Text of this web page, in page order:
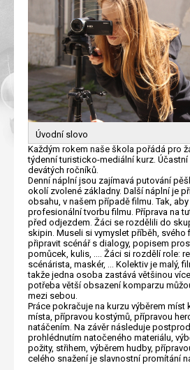
Úvodní slovo
Každým rokem naše škola pořádá pro
týdenní turisticko-mediální kurz. Účastní
devátých ročníků.
Denní náplní jsou zajímavá putování
okolí zvolené základny. Další náplní je
obsahu, v našem případě filmu. Tak,
profesionální tvorbu filmu. Příprava na
před odjezdem. Žáci se rozdělili do
skipin. Museli si vymyslet příběh, svého
připravit scénář s dialogy, popisem
pomůcek, kulis, .... Žáci si rozdělí role:
scénárista, maskér, ... Kolektiv je malý,
takže jedna osoba zastává většinou
potřeba větší obsazení komparzu
mezi sebou.
Práce pokračuje na kurzu výběrem míst
místa, přípravou kostýmů, přípravou
natáčením. Na závěr následuje
prohlédnutím natočeného materiálu,
požity, střihem, výběrem hudby,
celého snažení je slavnostní promítání